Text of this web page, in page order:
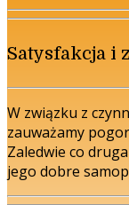
Satysfakcja i
W związku z
zauważamy
Zaledwie co
jego dobre